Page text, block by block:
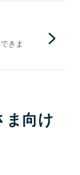
きま
ま向け